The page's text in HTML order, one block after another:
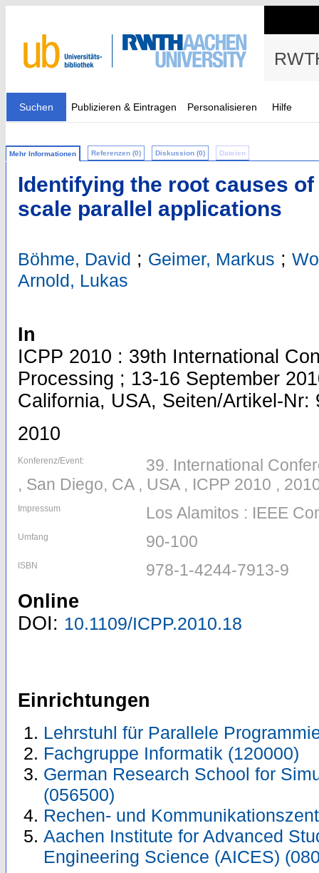
Suchen Publizieren & Eintragen Personalisieren Hilfe
Mehr Informationen Referenzen (0) Diskussion (0) Dateien
Identifying the root causes
scale parallel applications
Böhme, David ; Geimer, Markus ;
Arnold, Lukas
In
ICPP 2010 : 39th International
Processing ; 13-16 September
California, USA, Seiten/Artikel-Nr:
2010
Konferenz/Event:
39. International
, San Diego, CA , USA , ICPP 2010 ,
Impressum Los Alamitos : IEEE
Umfang 90-100
ISBN 978-1-4244-7913-9
Online
DOI: 10.1109/ICPP.2010.18
Einrichtungen
Lehrstuhl für Parallele
Fachgruppe Informatik (120000)
German Research School for
(056500)
Rechen- und
Aachen Institute for Advanced
Engineering Science (AICES)